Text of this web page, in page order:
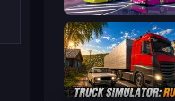
Bus Simulator: EVO
Truck Simulator: